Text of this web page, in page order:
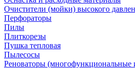
Очистители (мойки) высокого
Перфораторы
Пилы
Плиткорезы
Пушка тепловая
Пылесосы
Реноваторы (многофункциональные